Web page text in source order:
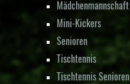
Mädchenmannschaft
Mini-Kickers
Senioren
Tischtennis
Tischtennis Senioren